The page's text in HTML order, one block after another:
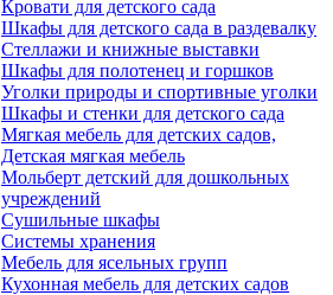
Кровати для детского сада
Шкафы для детского сада в раздевалку
Стеллажи и книжные выставки
Шкафы для полотенец и горшков
Уголки природы и спортивные уголки
Шкафы и стенки для детского сада
Мягкая мебель для детских садов,
Детская мягкая мебель
Мольберт детский для дошкольных
учреждений
Сушильные шкафы
Системы хранения
Мебель для ясельных групп
Кухонная мебель для детских садов